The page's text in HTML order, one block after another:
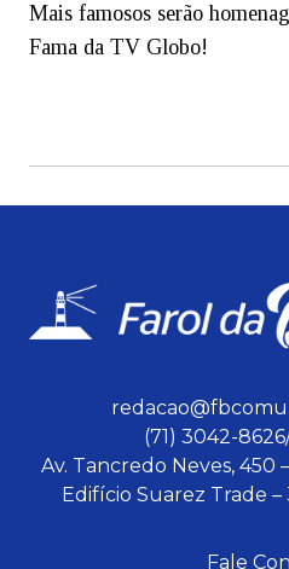
Mais famosos serão
Fama da TV Globo!
(71) 3042-
Av. Tancredo Neves, 450
Edifício Suarez Trade –
Fale